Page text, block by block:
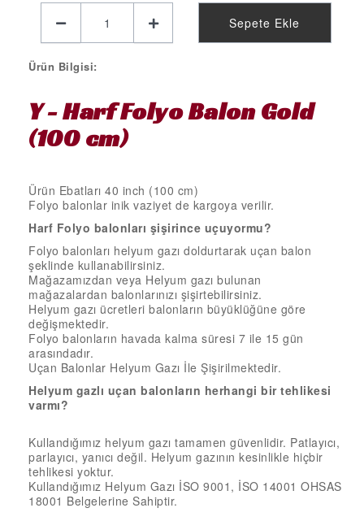
LİMON PARTİ MALZEMELERİ
KARPUZ PARTİ MALZEMELERİ
FUTBOL PARTİ MALZEMELERİ
BASKETBOL PARTİ MALZEMELERİ
AYAKLI PANO
EVA PARTİ SÜSLERİ
PARTİ TAÇ ÇEŞİTLERİ
EVA KÜRDAN
MİNİ PARTİ ŞAPKA
KARAKTERLİ FOLYO BALON
18” FOLYO BALON
34” FOLYO BALON
MUM
RAKAM MUM
PLEKSİ ÜRÜNLER
Sepete Ekle
Ürün Bilgisi:
Y - Harf Folyo Balon Gold
(100 cm)
Ürün Ebatları 40 inch (100 cm)
Folyo balonlar inik vaziyet de kargoya verilir.
Harf Folyo balonları şişirince uçuyormu?
Folyo balonları helyum gazı doldurtarak uçan balon
şeklinde kullanabilirsiniz.
Mağazamızdan veya Helyum gazı bulunan
mağazalardan balonlarınızı şişirtebilirsiniz.
Helyum gazı ücretleri balonların büyüklüğüne göre
değişmektedir.
Folyo balonların havada kalma süresi 7 ile 15 gün
arasındadır.
Uçan Balonlar Helyum Gazı İle Şişirilmektedir.
Helyum gazlı uçan balonların herhangi bir tehlikesi
varmı?
Kullandığımız helyum gazı tamamen güvenlidir. Patlayıcı,
parlayıcı, yanıcı değil. Helyum gazının kesinlikle hiçbir
tehlikesi yoktur.
Kullandığımız Helyum Gazı İSO 9001, İSO 14001 OHSAS
18001 Belgelerine Sahiptir.